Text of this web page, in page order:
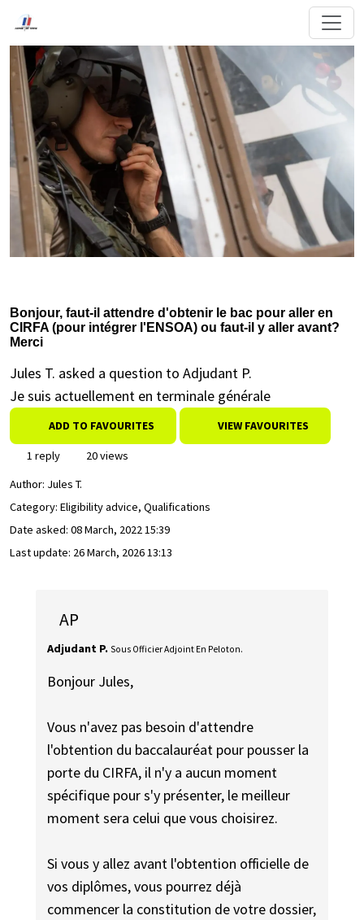
Bonjour, faut-il attendre d'obtenir le bac pour aller en
CIRFA (pour intégrer l'ENSOA) ou faut-il y aller avant?
Merci
Jules T. asked a question to Adjudant P.
Je suis actuellement en terminale générale
ADD TO FAVOURITES VIEW FAVOURITES
1 reply
20 views
Author: Jules T.
Category: Eligibility advice, Qualifications
Date asked: 08 March, 2022 15:39
Last update: 26 March, 2026 13:13
AP
Adjudant P. Sous Officier Adjoint En Peloton.
Bonjour Jules,
Vous n'avez pas besoin d'attendre
l'obtention du baccalauréat pour pousser la
porte du CIRFA, il n'y a aucun moment
spécifique pour s'y présenter, le meilleur
moment sera celui que vous choisirez.
Si vous y allez avant l'obtention officielle de
vos diplômes, vous pourrez déjà
commencer la constitution de votre dossier,